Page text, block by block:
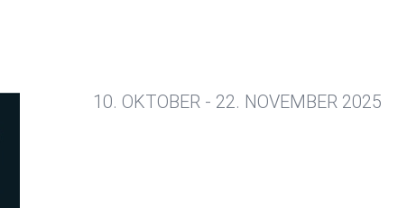
10. OKTOBER - 22. NOVEMBER 2025